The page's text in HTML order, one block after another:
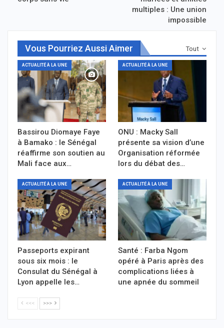
multiples : Une union
impossible
Tout
Vous Pourriez Aussi Aimer
ACTUALITÉ À LA UNE
Bassirou Diomaye Faye
à Bamako : le Sénégal
réaffirme son soutien au
Mali face aux…
ACTUALITÉ À LA UNE
ONU : Macky Sall
présente sa vision d’une
Organisation réformée
lors du débat des…
ACTUALITÉ À LA UNE
Passeports expirant
sous six mois : le
Consulat du Sénégal à
Lyon appelle les…
ACTUALITÉ À LA UNE
Santé : Farba Ngom
opéré à Paris après des
complications liées à
une apnée du sommeil
<<< >>>